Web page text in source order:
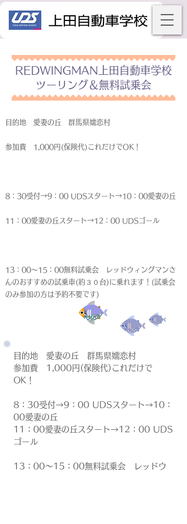
REDWINGMAN上田自動車学校
ツーリング＆無料試乗会
目的地 愛妻の丘 群馬県嬬恋村
参加費 1,000円(保険代)これだけでOK！
8：30受付→9：00 UDSスタート→10：00愛妻の丘
11：00愛妻の丘スタート→12：00 UDSゴール
13：00～15：00無料試乗会 レッドウィングマンさ
んのおすすめの試乗車(約３０台)に乗れます！(試乗会
のみ参加の方は予約不要です)
目的地　愛妻の丘　群馬県嬬恋村
参加費　1,000円(保険代)これだけで
OK！
8：30受付→9：00 UDSスタート→10：
00愛妻の丘
11：00愛妻の丘スタート→12：00 UDS
ゴール
13：00～15：00無料試乗会　レッドウ